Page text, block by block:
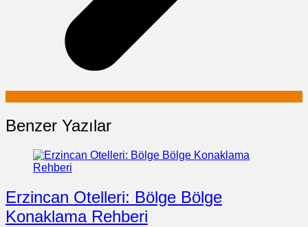
Benzer Yazılar
Erzincan Otelleri: Bölge Bölge
Konaklama Rehberi